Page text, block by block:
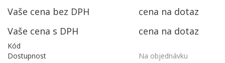
Vaše cena bez DPH
cena na dotaz
Vaše cena s DPH
cena na dotaz
Kód
Dostupnost
Na objednávku